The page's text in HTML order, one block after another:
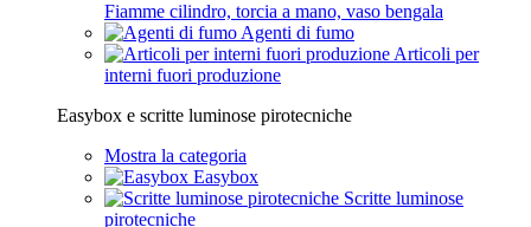
Fiamme cilindro, torcia a mano, vaso bengala
Agenti di fumo
Articoli per
interni fuori produzione
Easybox e scritte luminose pirotecniche
Mostra la categoria
Easybox
Scritte luminose
pirotecniche